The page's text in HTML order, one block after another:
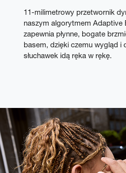
11-milimetrowy przetwornik
naszym algorytmem Adaptive
zapewnia płynne, bogate
basem, dzięki czemu wygląd i
słuchawek idą ręka w rękę.